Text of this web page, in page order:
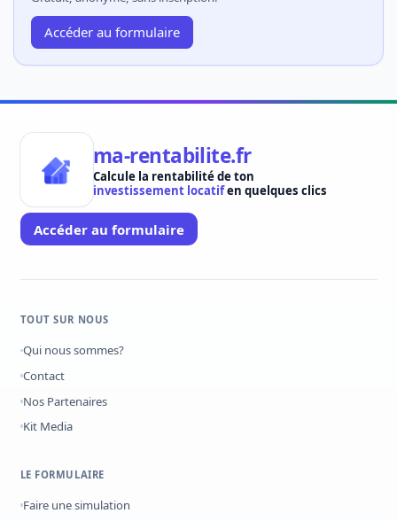
Accéder au formulaire
ma-rentabilite.fr
Calcule la rentabilité de ton
investissement locatifen quelques clics
Accéder au formulaire
TOUT SUR NOUS
Qui nous sommes?
Contact
Nos Partenaires
Kit Media
LE FORMULAIRE
Faire une simulation